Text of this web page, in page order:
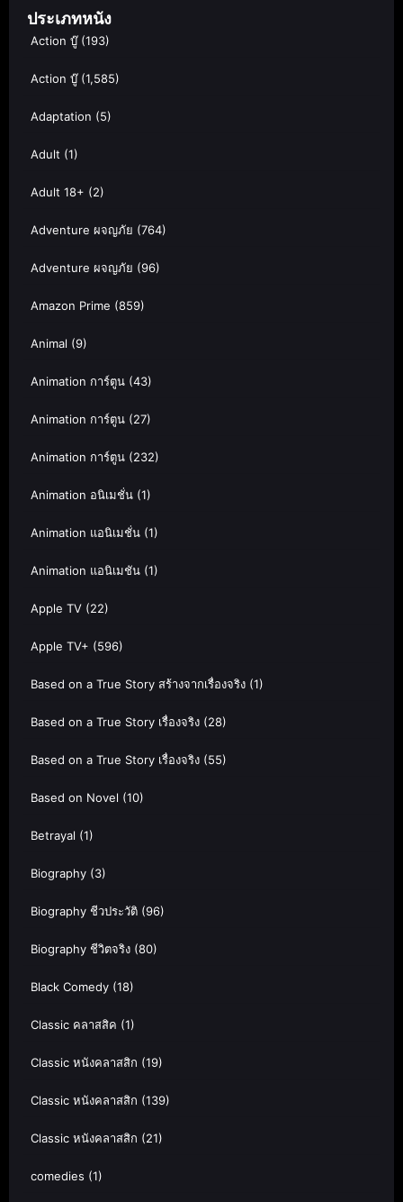
ประเภทหนัง
Action บู๊(193)
Action บู๊(1,585)
Adaptation (5)
Adult (1)
Adult 18+ (2)
Adventure ผจญภัย (764)
Adventure ผจญภัย (96)
Amazon Prime (859)
Animal (9)
Animation การ์ตูน (43)
Animation การ์ตูน (27)
Animation การ์ตูน (232)
Animation อนิเมชั่น (1)
Animation แอนิเมชั่น (1)
Animation แอนิเมชัน (1)
Apple TV (22)
Apple TV+ (596)
Based on a True Story สร้างจากเรื่องจริง (1)
Based on a True Story เรื่องจริง (28)
Based on a True Story เรื่องจริง (55)
Based on Novel (10)
Betrayal (1)
Biography (3)
Biography ชีวประวัติ (96)
Biography ชีวิตจริง (80)
Black Comedy (18)
Classic คลาสสิค (1)
Classic หนังคลาสสิก (19)
Classic หนังคลาสสิก (139)
Classic หนังคลาสสิก (21)
comedies (1)